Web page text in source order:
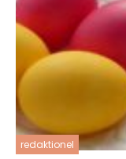
redaktionel